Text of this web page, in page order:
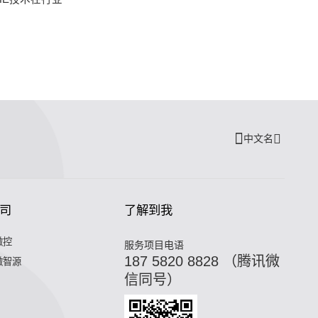
中文名
控
智源
了解到我
服务项目电语
187 5820 8828 （腾讯微
信同号）